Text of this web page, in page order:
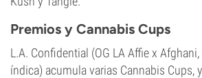
Premios y Cannabis Cups
L.A. Confidential (OG LA Affie x
índica) acumula varias Cannabis Cups,